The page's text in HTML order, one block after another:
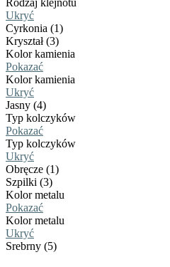
Rodzaj klejnotu
Ukryć
Cyrkonia (1)
Kryształ (3)
Kolor kamienia
Pokazać
Kolor kamienia
Ukryć
Jasny (4)
Typ kolczyków
Pokazać
Typ kolczyków
Ukryć
Obręcze (1)
Szpilki (3)
Kolor metalu
Pokazać
Kolor metalu
Ukryć
Srebrny (5)